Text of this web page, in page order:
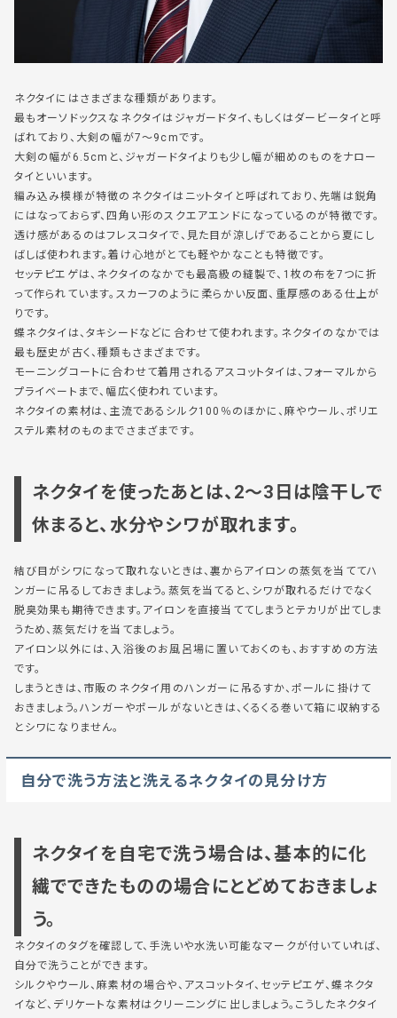
ネクタイにはさまざまな種類があります。
最もオーソドックスなネクタイはジャガードタイ、もしくはダービータイと呼
ばれており、大剣の幅が7～9cmです。
大剣の幅が6.5cmと、ジャガードタイよりも少し幅が細めのものをナロー
タイといいます。
編み込み模様が特徴のネクタイはニットタイと呼ばれており、先端は鋭角
にはなっておらず、四角い形のスクエアエンドになっているのが特徴です。
透け感があるのはフレスコタイで、見た目が涼しげであることから夏にし
ばしば使われます。着け心地がとても軽やかなことも特徴です。
セッテピエゲは、ネクタイのなかでも最高級の縫製で、1枚の布を7つに折
って作られています。スカーフのように柔らかい反面、重厚感のある仕上が
りです。
蝶ネクタイは、タキシードなどに合わせて使われます。ネクタイのなかでは
最も歴史が古く、種類もさまざまです。
モーニングコートに合わせて着用されるアスコットタイは、フォーマルから
プライベートまで、幅広く使われています。
ネクタイの素材は、主流であるシルク100％のほかに、麻やウール、ポリエ
ステル素材のものまでさまざまです。
ネクタイを使ったあとは、2～3日は陰干しで
休まると、水分やシワが取れます。
結び目がシワになって取れないときは、裏からアイロンの蒸気を当ててハ
ンガーに吊るしておきましょう。蒸気を当てると、シワが取れるだけでなく
脱臭効果も期待できます。アイロンを直接当ててしまうとテカリが出てしま
うため、蒸気だけを当てましょう。
アイロン以外には、入浴後のお風呂場に置いておくのも、おすすめの方法
です。
しまうときは、市販のネクタイ用のハンガーに吊るすか、ポールに掛けて
おきましょう。ハンガーやポールがないときは、くるくる巻いて箱に収納する
とシワになりません。
自分で洗う方法と洗えるネクタイの見分け方
ネクタイを自宅で洗う場合は、基本的に化
繊でできたものの場合にとどめておきましょ
う。
ネクタイのタグを確認して、手洗いや水洗い可能なマークが付いていれば、
自分で洗うことができます。
シルクやウール、麻素材の場合や、アスコットタイ、セッテピエゲ、蝶ネクタ
イなど、デリケートな素材はクリーニングに出しましょう。こうしたネクタイ